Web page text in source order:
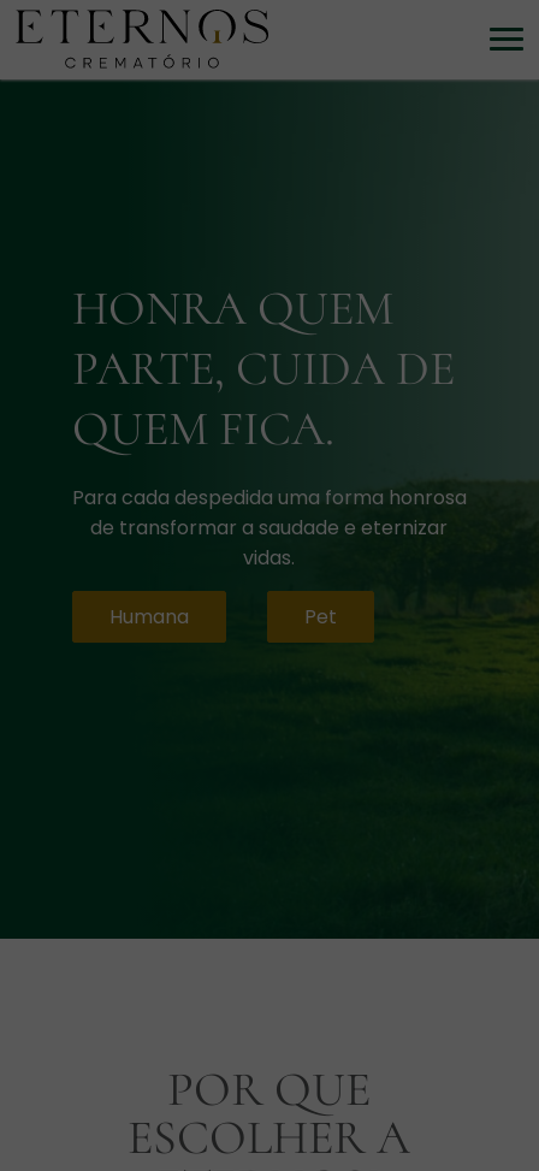
HONRA QUEM
PARTE, CUIDA DE
QUEM FICA.
Para cada despedida uma forma honrosa
de transformar a saudade e eternizar
vidas.
Humana Pet
POR QUE
ESCOLHER A